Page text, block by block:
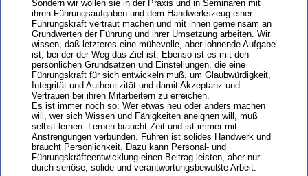
Sondern wir wollen sie in der Praxis und in Seminaren mit
ihren Führungsaufgaben und dem Handwerkszeug einer
Führungskraft vertraut machen und mit ihnen gemeinsam an
Grundwerten der Führung und ihrer Umsetzung arbeiten. Wir
wissen, daß letzteres eine mühevolle, aber lohnende Aufgabe
ist, bei der der Weg das Ziel ist. Ebenso ist es mit den
persönlichen Grundsätzen und Einstellungen, die eine
Führungskraft für sich entwickeln muß, um Glaubwürdigkeit,
Integrität und Authentizität und damit Akzeptanz und
Vertrauen bei ihren Mitarbeitern zu erreichen.
Es ist immer noch so: Wer etwas neu oder anders machen
will, wer sich Wissen und Fähigkeiten aneignen will, muß
selbst lernen. Lernen braucht Zeit und ist immer mit
Anstrengungen verbunden. Führen ist solides Handwerk und
braucht Persönlichkeit. Dazu kann Personal- und
Führungskräfteentwicklung einen Beitrag leisten, aber nur
durch seriöse, solide und verantwortungsbewußte Arbeit.